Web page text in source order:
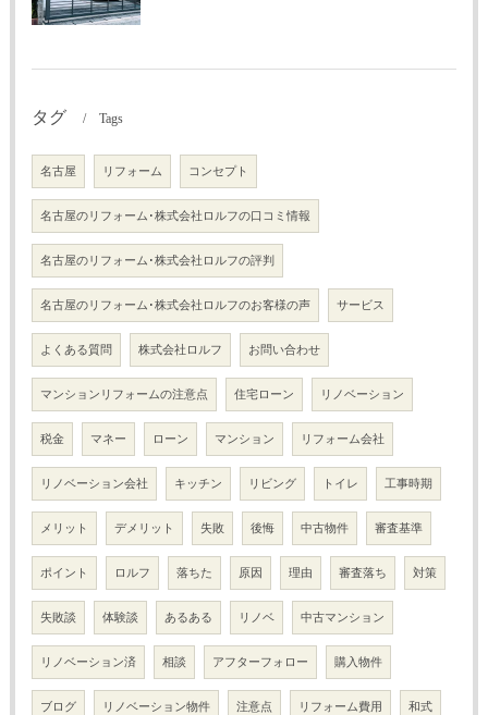
タグ Tags
名古屋 リフォーム コンセプト
名古屋のリフォーム･株式会社ロルフの口コミ情報
名古屋のリフォーム･株式会社ロルフの評判
名古屋のリフォーム･株式会社ロルフのお客様の声 サービス
よくある質問 株式会社ロルフ お問い合わせ
マンションリフォームの注意点 住宅ローン リノベーション
税金 マネー ローン マンション リフォーム会社
リノベーション会社 キッチン リビング トイレ 工事時期
メリット デメリット 失敗 後悔 中古物件 審査基準
ポイント ロルフ 落ちた 原因 理由 審査落ち 対策
失敗談 体験談 あるある リノベ 中古マンション
リノベーション済 相談 アフターフォロー 購入物件
ブログ リノベーション物件 注意点 リフォーム費用 和式